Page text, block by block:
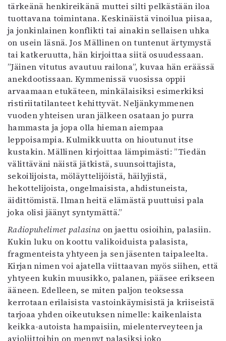
tärkeänä henkireikänä muttei silti pelkästään iloa
tuottavana toimintana. Keskinäistä vinoilua piisaa,
ja jonkinlainen konflikti tai ainakin sellaisen uhka
on usein läsnä. Jos Mällinen on tuntenut ärtymystä
tai katkeruutta, hän kirjoittaa siitä osuudessaan.
”Jäinen vitutus avautuu railona”, kuvaa hän eräässä
anekdootissaan. Kymmenissä vuosissa oppii
arvaamaan etukäteen, minkälaisiksi esimerkiksi
ristiriitatilanteet kehittyvät. Neljänkymmenen
vuoden yhteisen uran jälkeen osataan jo purra
hammasta ja jopa olla hieman aiempaa
leppoisampia. Kulmikkuutta on hioutunut itse
kustakin. Mällinen kirjoittaa lämpimästi: ”Tiedän
välittäväni näistä jätkistä, suunsoittajista,
sekoilijoista, möläyttelijöistä, häilyjistä,
hekottelijoista, ongelmaisista, ahdistuneista,
äidittömistä. Ilman heitä elämästä puuttuisi pala
joka olisi jäänyt syntymättä.”
Radiopuhelimet palasina on jaettu osioihin, palasiin.
Kukin luku on koottu valikoiduista palasista,
fragmenteista yhtyeen ja sen jäsenten taipaleelta.
Kirjan nimen voi ajatella viittaavan myös siihen, että
yhtyeen kukin muusikko, palanen, pääsee erikseen
ääneen. Edelleen, se miten paljon teoksessa
kerrotaan erilaisista vastoinkäymisistä ja kriiseistä
tarjoaa yhden oikeutuksen nimelle: kaikenlaista
keikka-autoista hampaisiin, mielenterveyteen ja
avioliittoihin on mennyt palasiksi joko